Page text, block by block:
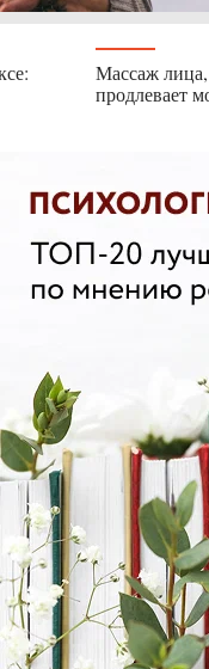
Массаж
продлевает